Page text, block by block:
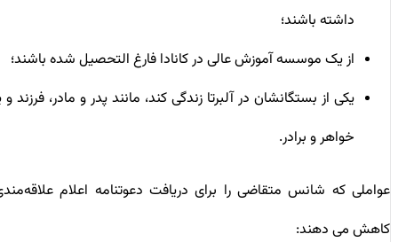
داشته باشند؛
از یک موسسه آموزش عالی در کانادا فارغ التحصیل شده باشند؛
یکی از بستگانشان در آلبرتا زندگی کند، مانند پدر و مادر، فرزند و یا
خواهر و برادر.
عواملی که شانس متقاضی را برای دریافت دعوتنامه اعلام علاقه‌مندی
کاهش می دهند: